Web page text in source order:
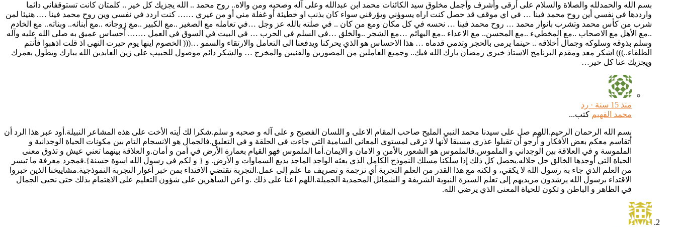
بسم الله والحمدلله والصلاة والسلام على أرقى وأشرف وأجمل مخلوق سيد الكائنات محمد ابن عبدالله وعلى آله وصحبه ومن والاه.. روح محمد .. الله يجزيك كل خير .. كلمتان كانت تستوقفاني دائما
وارددها في نفسي أين روح محمد فينا … في اي موقف قد حصل كنت اراه يسوؤني ويؤرقني سواء كان بذنب او خطيئة أو غفلة مني أو من غيري …… كنت اردد في نفسي وين روح محمد فينا …. هنيئا لمن
شرب من كأس محمد وتشرب بانوار محمد … روح محمد فينا … نحسه في كل مكان ومع من كان .. في صلته بالله عز وجل …في تعامله مع الصغير ..مع الكبير ..مع زوجاته ..مع أبنائه.. وبناته.. مع الخادم
..مع الأهل مع الاصحاب ..مع المخطيء ..مع المحسن.. مع الاعداء ..مع البهائم …مع الشجر ..والخلق …في السلم في الحرب … في البيت في السوق في العمل ……. أحساس عميق به صلى الله عليه وآله
وسلم بذوقه وسلوكه وجمال أخلاقه .. حينما يرمى بالحجر وتدمي قدماه … هذا الاحساس هو الذي يحركنا ويدفعنا الى التعامل والارتقاء والسمو …((( الخصوم اينها يوم حيرت النهى اذ قلت اذهبوا فأنتم
الطلقاء..))) اشكر معد ومقدم البرنامج الاستاذ خيري رمضان بارك الله فيك.. وجميع العاملين من المصورين والفنيين والمخرج … والشكر دائم موصول للحبيب علي زين العابدين الله يبارك ويطول بعمرك
ويجزيك عنا كل خير…
منذ 15 سنة ·
رد
محمد الفهيم كتب...
بسم الله الرحمان الرحيم.اللهم صل على سيدنا محمد النبي المليح صاحب المقام الاعلى و اللسان الفصيح و على آله و صحبه و سلم.شكرا لك أيته الأخت على هذه المشاعر النبيلة.أود عبر هذا الرد أن
أتقاسم معكم بعض الأفكار و أرجو أن تقبلوا عذري مسبقا لأنها لا ترقى لمستوى المعاني السامية التي جاءت في الحلقة و في التعليق.فالجمال هو الانسجام التام بين مكونات الحياة الوجدانية و
الملموسة و في العلاقة بين الوجداني و الملموس.فالملموس هو الشعور بالأمن و الامان و الايمان.أما الملموس فهو القيام بعمارة الأرض في أمن و أمان.و العلاقة بينهما تعني عيش و تذوق معنى
الحياة التي أوجدها الخالق جل جلاله.يحصل كل ذلك إذا سلكنا مسلك النموذج الكامل الذي بعثه الواجد الماجد بديع السماوات و الأرض. و { و لكم في رسول الله اسوة حسنة}.فمجرد معرفة ما تيسر
من العلم الذي جاء به رسول الله لا يكفي، و لكنه مع هذا القدر من العلم التجربة أي ترجمة و تصريف ما علم إلى عمل.التجربة تقتضي الاقتداء بمن خبر أغوار التجربة النموذجية.مشاييخنا الذين خبروا
الاقتداء برسول الله يرشدون مريديهم إلى تعلم السيرة النبوية الشريفة و الشمائل المحمدية الجميلة.اللهم اعنا على ذلك .و اعن الساهرين على شؤون التعليم على الاهتمام بذلك حتى نحيى الجمال
في الظاهر و الباطن و تكون للحياة المعنى الذي يرضي الله.